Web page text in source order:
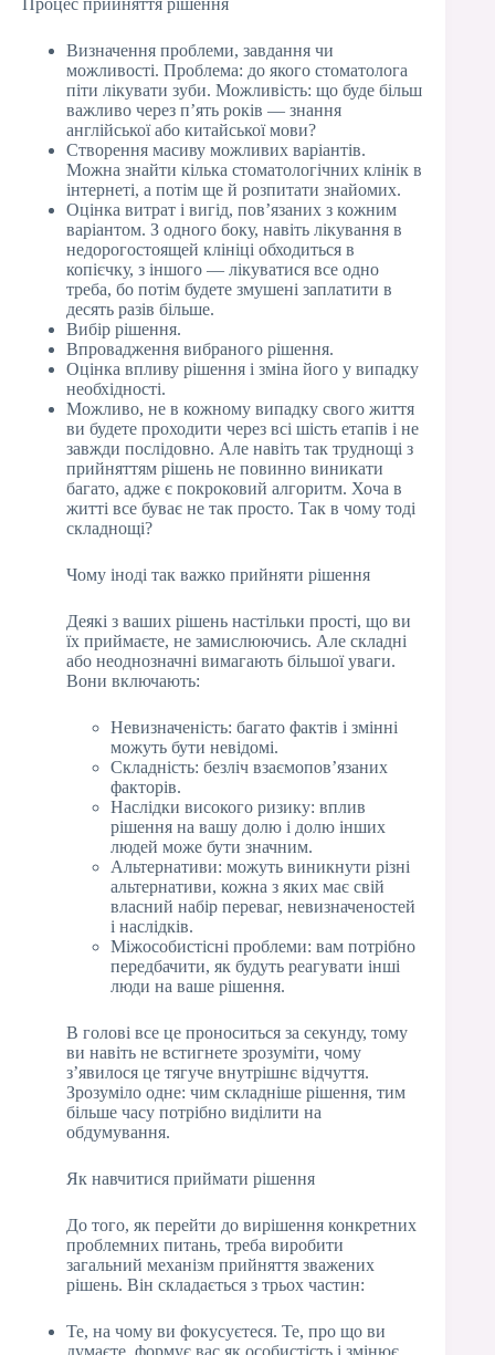
Процес прийняття рішення
Визначення проблеми, завдання чи
можливості. Проблема: до якого стоматолога
піти лікувати зуби. Можливість: що буде більш
важливо через п’ять років — знання
англійської або китайської мови?
Створення масиву можливих варіантів.
Можна знайти кілька стоматологічних клінік в
інтернеті, а потім ще й розпитати знайомих.
Оцінка витрат і вигід, пов’язаних з кожним
варіантом. З одного боку, навіть лікування в
недорогостоящей клініці обходиться в
копієчку, з іншого — лікуватися все одно
треба, бо потім будете змушені заплатити в
десять разів більше.
Вибір рішення.
Впровадження вибраного рішення.
Оцінка впливу рішення і зміна його у випадку
необхідності.
Можливо, не в кожному випадку свого життя
ви будете проходити через всі шість етапів і не
завжди послідовно. Але навіть так труднощі з
прийняттям рішень не повинно виникати
багато, адже є покроковий алгоритм. Хоча в
житті все буває не так просто. Так в чому тоді
складнощі?
Чому іноді так важко прийняти рішення
Деякі з ваших рішень настільки прості, що ви
їх приймаєте, не замислюючись. Але складні
або неоднозначні вимагають більшої уваги.
Вони включають:
Невизначеність: багато фактів і змінні
можуть бути невідомі.
Складність: безліч взаємопов’язаних
факторів.
Наслідки високого ризику: вплив
рішення на вашу долю і долю інших
людей може бути значним.
Альтернативи: можуть виникнути різні
альтернативи, кожна з яких має свій
власний набір переваг, невизначеностей
і наслідків.
Міжособистісні проблеми: вам потрібно
передбачити, як будуть реагувати інші
люди на ваше рішення.
В голові все це проноситься за секунду, тому
ви навіть не встигнете зрозуміти, чому
з’явилося це тягуче внутрішнє відчуття.
Зрозуміло одне: чим складніше рішення, тим
більше часу потрібно виділити на
обдумування.
Як навчитися приймати рішення
До того, як перейти до вирішення конкретних
проблемних питань, треба виробити
загальний механізм прийняття зважених
рішень. Він складається з трьох частин:
Те, на чому ви фокусуєтеся. Те, про що ви
думаєте, формує вас як особистість і змінює